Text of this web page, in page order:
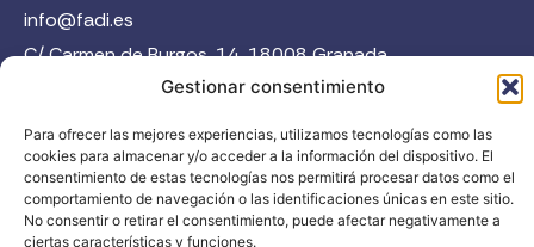
Gestionar consentimiento
Para ofrecer las mejores experiencias, utilizamos tecnologías como las
cookies para almacenar y/o acceder a la información del dispositivo. El
consentimiento de estas tecnologías nos permitirá procesar datos como el
comportamiento de navegación o las identificaciones únicas en este sitio.
No consentir o retirar el consentimiento, puede afectar negativamente a
ciertas características y funciones.
info@fadi.es
C/ Carmen de Burgos, 14, 18008 Granada
Contacta